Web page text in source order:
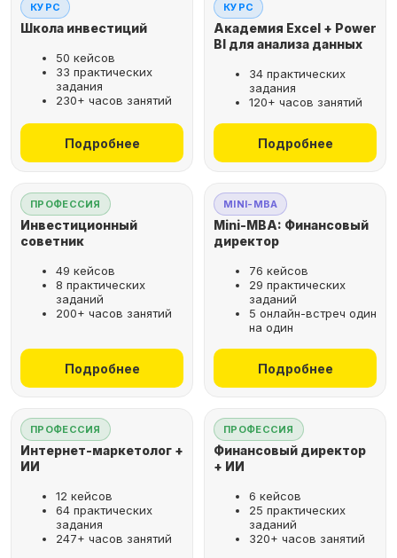
КУРС
Школа инвестиций
50 кейсов
33 практических
задания
230+ часов занятий
Подробнее
КУРС
Академия Excel + Power
BI для анализа данных
34 практических
задания
120+ часов занятий
Подробнее
ПРОФЕССИЯ
Инвестиционный
советник
49 кейсов
8 практических
заданий
200+ часов занятий
Подробнее
MINI-MBA
Mini-MBA: Финансовый
директор
76 кейсов
29 практических
заданий
5 онлайн-встреч один
на один
Подробнее
ПРОФЕССИЯ
Интернет-маркетолог +
ИИ
12 кейсов
64 практических
задания
247+ часов занятий
ПРОФЕССИЯ
Финансовый директор
+ ИИ
6 кейсов
25 практических
заданий
320+ часов занятий
Рассрочка за 2 минуты,
не выходя из дома